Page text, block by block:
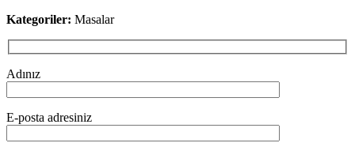
Kategoriler: Masalar
Adınız
E-posta adresiniz